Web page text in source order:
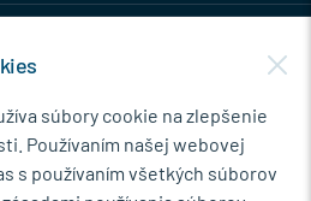
súbory cookie na zlepšenie
Používaním našej webovej
s používaním všetkých súborov